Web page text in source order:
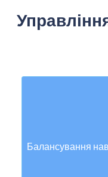
Балансування